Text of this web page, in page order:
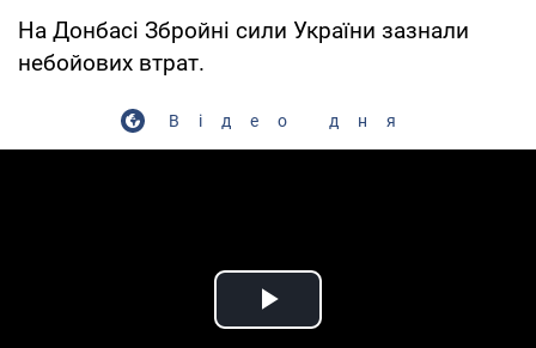
На Донбасі Збройні сили України зазнали
небойових втрат.
Відео дня
Play Video